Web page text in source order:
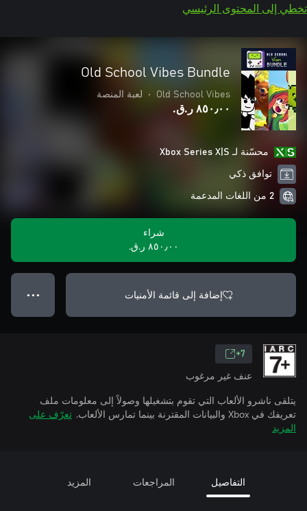
تخطي إلى المحتوى الرئيسي
Old School Vibes Bundle
Old School Vibes
• لعبة المنصة
٨٥٠٫٠٠ ر.ق.‏
محسّنة لـ Xbox Series X|S
توافق ذكي
2 من اللغات المدعمة
شراء
٨٥٠٫٠٠ ر.ق.‏
إضافة إلى قائمة الأمنيات ● ● ●
7+
عنف غير مرغوب
يتلقى ناشرو الألعاب التي تقوم بتشغيلها وصولاً إلى معلومات ملف
تعريفك في Xbox والبيانات المقترنة بينما تمارس الألعاب.
تعرّف على
المزيد
التفاصيل المراجعات المزيد